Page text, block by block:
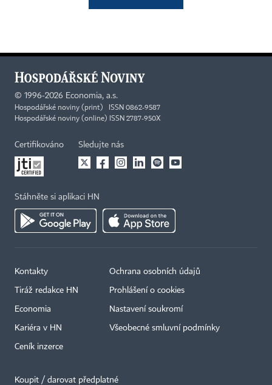
© 1996-2026 Economia, a.s.
Hospodářské noviny (print) ISSN 0862-9587
Hospodářské noviny (online) ISSN 2787-950X
Certifikováno Sledujte nás
Stáhněte si aplikaci HN
Kontakty
Tiráž redakce HN
Economia
Kariéra v HN
Ceník inzerce
Ochrana osobních údajů
Prohlášení o cookies
Nastavení soukromí
Všeobecné smluvní podmínky
Koupit / darovat předplatné